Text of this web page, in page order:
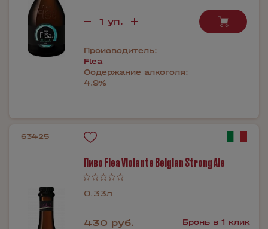
Производитель:
Flea
Содержание алкоголя:
4.9%
63425
Пиво Flea Violante Belgian Strong Ale
0.33л
430 руб. Бронь в 1 клик